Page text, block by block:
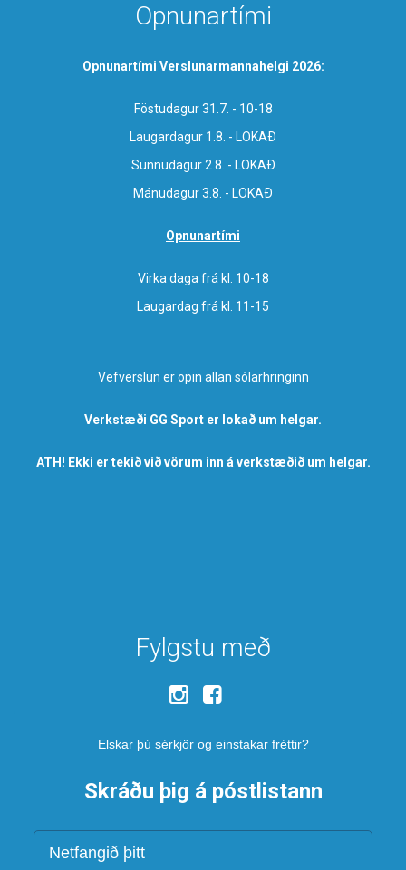
Opnunartími
Opnunartími Verslunarmannahelgi 2026:
Föstudagur 31.7. - 10-18
Laugardagur 1.8. - LOKAÐ
Sunnudagur 2.8. - LOKAÐ
Mánudagur 3.8. - LOKAÐ
Opnunartími
Virka daga frá kl. 10-18
Laugardag frá kl. 11-15
Vefverslun er opin allan sólarhringinn
Verkstæði GG Sport er lokað um helgar.
ATH! Ekki er tekið við vörum inn á verkstæðið um helgar.
Fylgstu með
Elskar þú sérkjör og einstakar fréttir?
Skráðu þig á póstlistann
Netfang